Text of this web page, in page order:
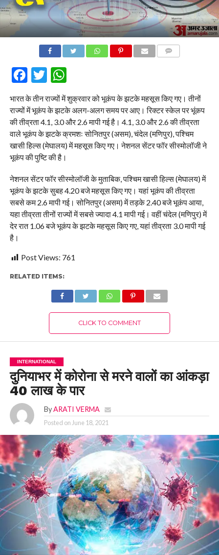
Facebook
Twitter
WhatsApp
भारत के तीन राज्यों में शुक्रवार को भूकंप के झटके महसूस किए गए। तीनों
राज्यों में भूकंप के झटके अलग-अलग समय पर आए। रिक्टर स्केल पर भूंकप
की तीव्रता 4.1, 3.0 और 2.6 मापी गई है। 4.1, 3.0 और 2.6 की तीव्रता
वाले भूकंप के झटके क्रमशः सोनितपुर (असम), चंदेल (मणिपुर), पश्चिम
खासी हिल्स (मेघालय) में महसूस किए गए। नेशनल सेंटर फॉर सीस्मोलॉजी ने
भूकंप की पुष्टि की है।
नेशनल सेंटर फॉर सीस्मोलॉजी के मुताबिक, पश्चिम खासी हिल्स (मेघालय) में
भूकंप के झटके सुबह 4.20 बजे महसूस किए गए। यहां भूकंप की तीव्रता
सबसे कम 2.6 मापी गई। सोनितपुर (असम) में तड़के 2.40 बजे भूकंप आया,
यहा तीव्रता तीनों राज्यों में सबसे ज्यादा 4.1 मापी गई। वहीं चंदेल (मणिपुर) में
देर रात 1.06 बजे भूकंप के झटके महसूस किए गए, यहां तीव्रता 3.0 मापी गई
है।
Post Views: 761
RELATED ITEMS:
CLICK TO COMMENT
INTERNATIONAL
दुनियाभर में कोरोना से मरने वालों का आंकड़ा
40 लाख के पार
By ARATI VERMA
Posted onJune 18, 2021